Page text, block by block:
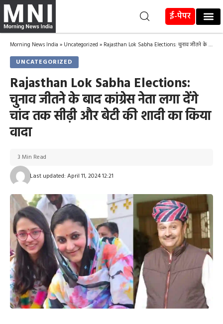
ई-पेपर
Morning News India » Uncategorized » Rajasthan Lok Sabha Elections: चुनाव जीतने के बाद कांग्रेस नेता लगा देंगे चांद तक सीढ़ी और बेटी की शादी का किया वादा
UNCATEGORIZED
Rajasthan Lok Sabha Elections:
चुनाव जीतने के बाद कांग्रेस नेता लगा देंगे
चांद तक सीढ़ी और बेटी की शादी का किया
वादा
Last updated: April 11, 2024 12:21
3 Min Read